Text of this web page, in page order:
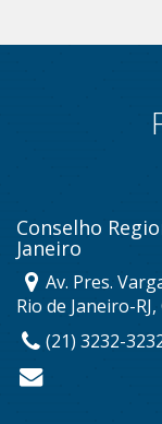
Conselho
Janeiro
Av. Pres.
Rio de Janeiro-
(21) 3232-